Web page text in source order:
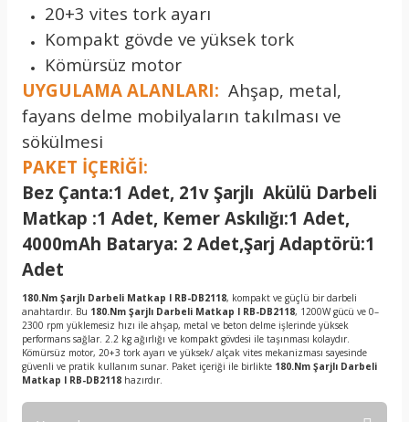
20+3 vites tork ayarı
Kompakt gövde ve yüksek tork
Kömürsüz motor
UYGULAMA ALANLARI: Ahşap, metal,
fayans delme mobilyaların takılması ve
sökülmesi
PAKET İÇERİĞİ:
Bez Çanta:1 Adet, 21v Şarjlı Akülü Darbeli
Matkap :1 Adet, Kemer Askılığı:1 Adet,
4000mAh Batarya: 2 Adet,Şarj Adaptörü:1
Adet
180.Nm Şarjlı Darbeli Matkap I RB-DB2118, kompakt ve güçlü bir darbeli
anahtardır. Bu 180.Nm Şarjlı Darbeli Matkap I RB-DB2118, 1200W gücü ve 0–
2300 rpm yüklemesiz hızı ile ahşap, metal ve beton delme işlerinde yüksek
performans sağlar. 2.2 kg ağırlığı ve kompakt gövdesi ile taşınması kolaydır.
Kömürsüz motor, 20+3 tork ayarı ve yüksek/ alçak vites mekanizması sayesinde
güvenli ve pratik kullanım sunar. Paket içeriği ile birlikte 180.Nm Şarjlı Darbeli
Matkap I RB-DB2118 hazırdır.